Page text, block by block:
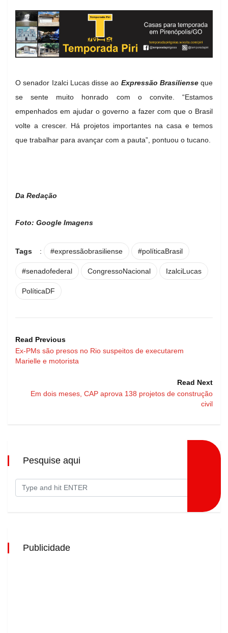
O senador Izalci Lucas disse ao Expressão Brasilienseque
se sente muito honrado com o convite. “Estamos
empenhados em ajudar o governo a fazer com que o Brasil
volte a crescer. Há projetos importantes na casa e temos
que trabalhar para avançar com a pauta”, pontuou o tucano.
Da Redação
Foto: Google Imagens
Tags : #expressãobrasiliense #políticaBrasil
#senadofederal CongressoNacional IzalciLucas
PolíticaDF
Read Previous
Ex-PMs são presos no Rio suspeitos de executarem
Marielle e motorista
Read Next
Em dois meses, CAP aprova 138 projetos de construção
civil
Pesquise aqui
Publicidade